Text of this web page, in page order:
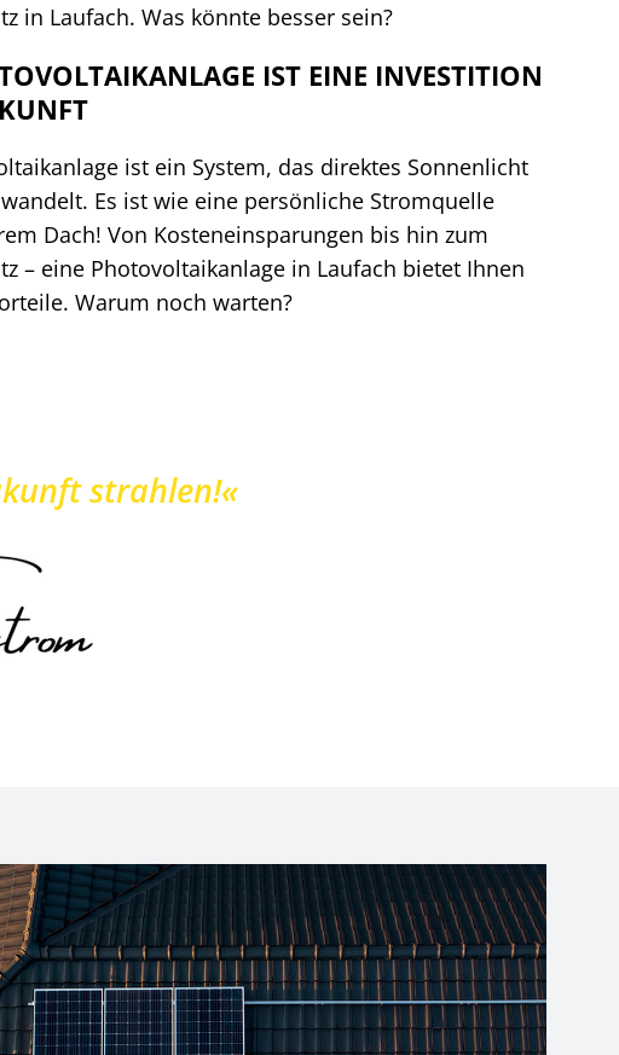
in Laufach. Was könnte besser sein?
IST EINE INVESTITION
ist ein System, das direktes Sonnenlicht
Es ist wie eine persönliche Stromquelle
Dach! Von Kosteneinsparungen bis hin zum
– eine Photovoltaikanlage in Laufach bietet Ihnen
Warum noch warten?
strahlen!«